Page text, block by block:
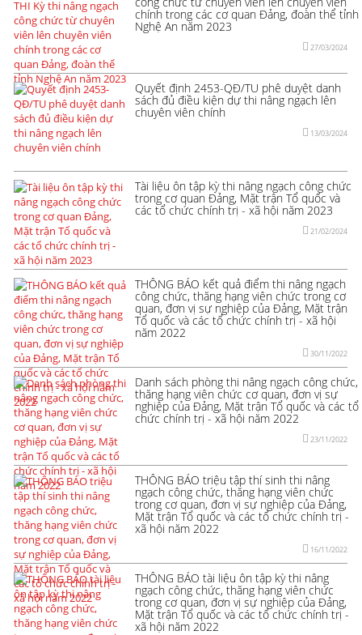
chính trong các cơ quan Đảng, đoàn thể tỉnh
Nghệ An năm 2023
27/03/2024
Quyết định 2453-QĐ/TU phê duyệt danh
sách đủ điều kiện dự thi nâng ngạch lên
chuyên viên chính
13/03/2024
Tài liệu ôn tập kỳ thi nâng ngạch công chức
trong cơ quan Đảng, Mặt trận Tổ quốc và
các tổ chức chính trị - xã hội năm 2023
21/02/2024
THÔNG BÁO kết quả điểm thi nâng ngạch
công chức, thăng hạng viên chức trong cơ
quan, đơn vị sự nghiệp của Đảng, Mặt trận
Tổ quốc và các tổ chức chính trị - xã hội
năm 2022
30/11/2022
Danh sách phòng thi nâng ngạch công chức,
thăng hạng viên chức cơ quan, đơn vị sự
nghiệp của Đảng, Mặt trận Tổ quốc và các tổ
chức chính trị - xã hội năm 2022
23/11/2022
THÔNG BÁO triệu tập thí sinh thi nâng
ngạch công chức, thăng hạng viên chức
trong cơ quan, đơn vị sự nghiệp của Đảng,
Mặt trận Tổ quốc và các tổ chức chính trị -
xã hội năm 2022
16/11/2022
THÔNG BÁO tài liệu ôn tập kỳ thi nâng
ngạch công chức, thăng hạng viên chức
trong cơ quan, đơn vị sự nghiệp của Đảng,
Mặt trận Tổ quốc và các tổ chức chính trị -
xã hội năm 2022